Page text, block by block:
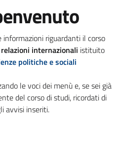
riguardanti il corso
internazionali istituito
politiche e sociali
le voci dei menù e, se sei già
del corso di studi, ricordati di
avvisi inseriti.